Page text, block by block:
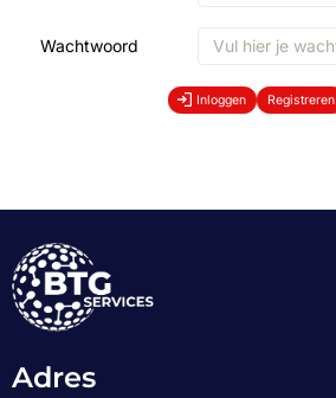
Wachtwoord
Inloggen Registreren
Adres